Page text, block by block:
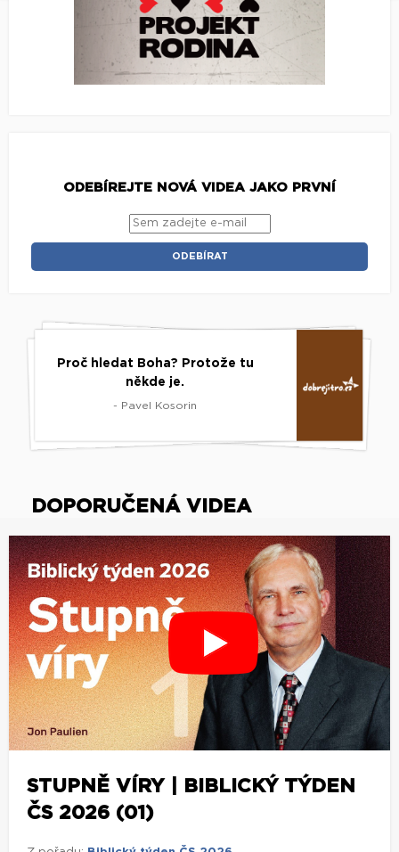
ODEBÍREJTE NOVÁ VIDEA JAKO PRVNÍ
Proč hledat Boha? Protože tu
někde je.
- Pavel Kosorin
DOPORUČENÁ VIDEA
STUPNĚ VÍRY | BIBLICKÝ TÝDEN
ČS 2026 (01)